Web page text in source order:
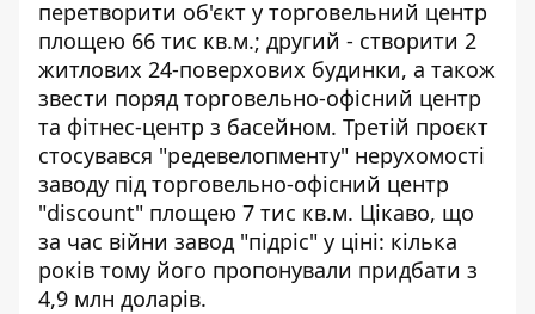
перетворити об'єкт у торговельний центр
площею 66 тис кв.м.; другий - створити 2
житлових 24-поверхових будинки, а також
звести поряд торговельно-офісний центр
та фітнес-центр з басейном. Третій проєкт
стосувався "редевелопменту" нерухомості
заводу під торговельно-офісний центр
"discount" площею 7 тис кв.м. Цікаво, що
за час війни завод "підріс" у ціні: кілька
років тому його пропонували придбати з
4,9 млн доларів.